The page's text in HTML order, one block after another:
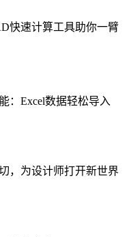
快速计算工具助你一臂
：Excel数据轻松导入
，为设计师打开新世界